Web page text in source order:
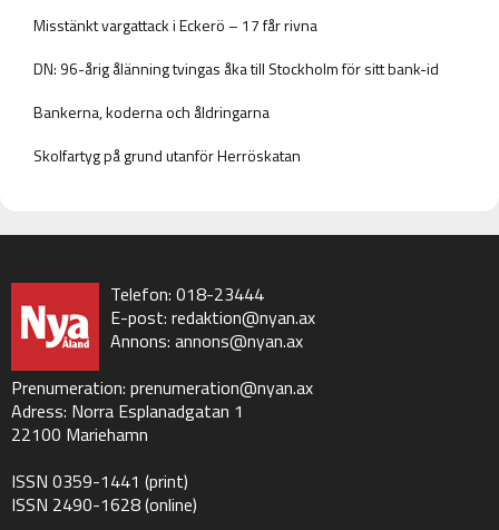
Misstänkt vargattack i Eckerö – 17 får rivna
DN: 96-årig ålänning tvingas åka till Stockholm för sitt bank-id
Bankerna, koderna och åldringarna
Skolfartyg på grund utanför Herröskatan
Telefon: 018-23444
E-post: redaktion@nyan.ax
Annons: annons@nyan.ax
Prenumeration: prenumeration@nyan.ax
Adress: Norra Esplanadgatan 1
22100 Mariehamn
ISSN 0359-1441 (print)
ISSN 2490-1628 (online)